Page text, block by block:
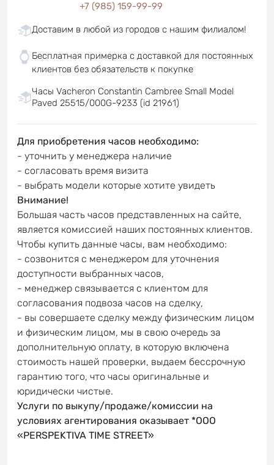
+7 (985) 159-99-99
Доставим в любой из городов с нашим филиалом!
Бесплатная примерка с доставкой для постоянных
клиентов без обязательств к покупке
Часы Vacheron Constantin Cambree Small Model
Paved 25515/000G-9233 (id 21961)
Для приобретения часов необходимо:
- уточнить у менеджера наличие
- согласовать время визита
- выбрать модели которые хотите увидеть
Внимание!
Большая часть часов представленных на сайте,
является комиссией наших постоянных клиентов.
Чтобы купить данные часы, вам необходимо:
- созвонится с менеджером для уточнения
доступности выбранных часов,
- менеджер связывается с клиентом для
согласования подвоза часов на сделку,
- вы совершаете сделку между физическим лицом
и физическим лицом, мы в свою очередь за
дополнительную оплату, в которую включена
стоимость нашей проверки, выдаем бессрочную
гарантию того, что часы оригинальные и
юридически чистые.
Услуги по выкупу/продаже/комиссии на
условиях агентирования оказывает *OOO
«PERSPEKTIVA TIME STREET»